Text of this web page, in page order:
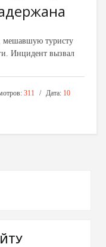
мешавшую туристу
Инцидент вызвал
311 Дата: 10